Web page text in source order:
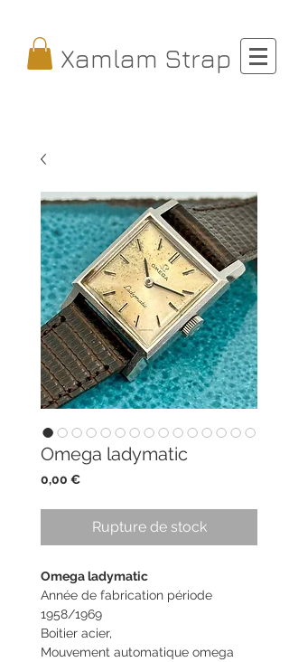
Xamlam Strap
Omega ladymatic
0,00 €Prix
Rupture de stock
Omega ladymatic
Année de fabrication période
1958/1969
Boitier acier,
Mouvement automatique omega